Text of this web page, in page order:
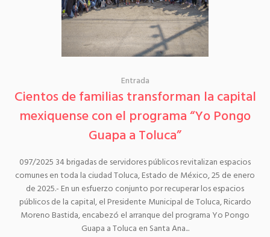
Entrada
Cientos de familias transforman la capital
mexiquense con el programa “Yo Pongo
Guapa a Toluca”
097/2025 34 brigadas de servidores públicos revitalizan espacios
comunes en toda la ciudad Toluca, Estado de México, 25 de enero
de 2025.- En un esfuerzo conjunto por recuperar los espacios
públicos de la capital, el Presidente Municipal de Toluca, Ricardo
Moreno Bastida, encabezó el arranque del programa Yo Pongo
Guapa a Toluca en Santa Ana...